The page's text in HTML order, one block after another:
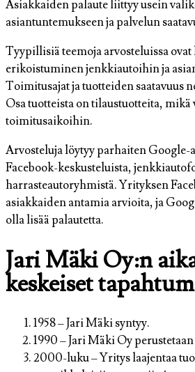
Asiakkaiden palaute liittyy usein
asiantuntemukseen ja palvelun
Tyypillisiä teemoja arvosteluissa
erikoistuminen jenkkiautoihin ja
Toimitusajat ja tuotteiden saatavuus
Osa tuotteista on tilaustuotteita, mikä
toimitusaikoihin.
Arvosteluja löytyy parhaiten Google-
Facebook-keskusteluista,
harrasteautoryhmistä. Yrityksen
asiakkaiden antamia arvioita, ja
olla lisää palautetta.
Jari Mäki Oy:n
keskeiset
1958– Jari Mäki syntyy.
1990– Jari Mäki Oy
2000-luku– Yritys laajentaa